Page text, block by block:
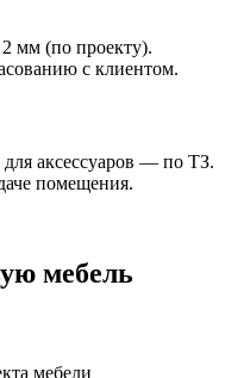
мм (по проекту).
с клиентом.
аксессуаров — по ТЗ.
помещения.
мебель
мебели